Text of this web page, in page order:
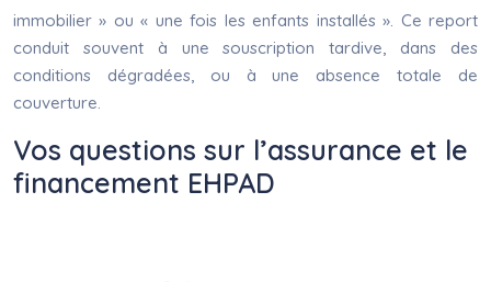
immobilier » ou « une fois les enfants installés ». Ce report
conduit souvent à une souscription tardive, dans des
conditions dégradées, ou à une absence totale de
couverture.
Vos questions sur l’assurance et le
financement EHPAD